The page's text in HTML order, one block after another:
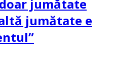
jumătate
jumătate e